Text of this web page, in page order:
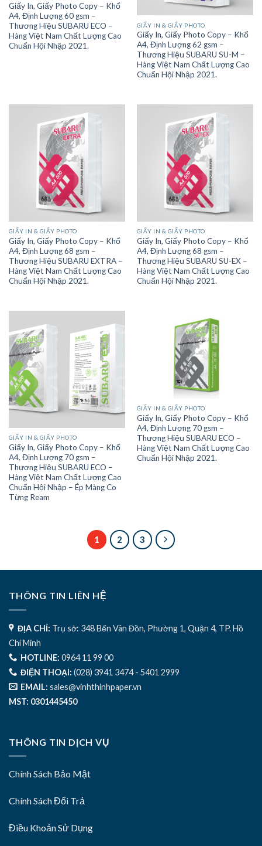
Giấy In, Giấy Photo Copy – Khổ
A4, Định Lượng 60 gsm –
Thương Hiệu SUBARU ECO –
Hàng Việt Nam Chất Lượng Cao
Chuẩn Hội Nhập 2021.
GIẤY IN & GIẤY PHOTO
Giấy In, Giấy Photo Copy – Khổ
A4, Định Lượng 62 gsm –
Thương Hiệu SUBARU SU-M –
Hàng Việt Nam Chất Lượng Cao
Chuẩn Hội Nhập 2021.
GIẤY IN & GIẤY PHOTO
Giấy In, Giấy Photo Copy – Khổ
A4, Định Lượng 68 gsm –
Thương Hiệu SUBARU EXTRA –
Hàng Việt Nam Chất Lượng Cao
Chuẩn Hội Nhập 2021.
GIẤY IN & GIẤY PHOTO
Giấy In, Giấy Photo Copy – Khổ
A4, Định Lượng 68 gsm –
Thương Hiệu SUBARU SU-EX –
Hàng Việt Nam Chất Lượng Cao
Chuẩn Hội Nhập 2021.
GIẤY IN & GIẤY PHOTO
Giấy In, Giấy Photo Copy – Khổ
A4, Định Lượng 70 gsm –
Thương Hiệu SUBARU ECO –
Hàng Việt Nam Chất Lượng Cao
Chuẩn Hội Nhập – Ép Màng Co
Từng Ream
GIẤY IN & GIẤY PHOTO
Giấy In, Giấy Photo Copy – Khổ
A4, Định Lượng 70 gsm –
Thương Hiệu SUBARU ECO –
Hàng Việt Nam Chất Lượng Cao
Chuẩn Hội Nhập 2021.
1 2 3
THÔNG TIN LIÊN HỆ
ĐỊA CHỈ: Trụ sở: 348 Bến Vân Đồn, Phường 1, Quận 4, TP. Hồ
Chí Minh
HOTLINE: 0964 11 99 00
ĐIỆN THOẠI: (028) 3941 3474 - 5401 2999
EMAIL: sales@vinhthinhpaper.vn
MST: 0301445450
THÔNG TIN DỊCH VỤ
Chính Sách Bảo Mật
Chính Sách Đổi Trả
Điều Khoản Sử Dụng